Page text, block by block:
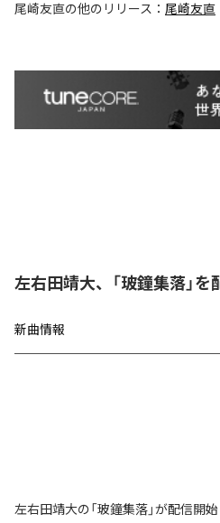
尾崎友直の他のリリース： 尾崎友直
左右田靖大、「玻鐘集落」を
新曲情報
左右田靖大の「玻鐘集落」が配信開